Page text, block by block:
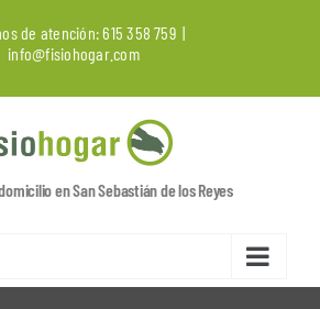
de atención:615 358 759 |
info@fisiohogar.com
en San Sebastián de los Reyes